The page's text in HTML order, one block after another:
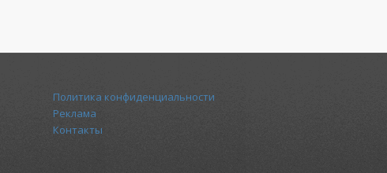
Политика конфиденциальности
Реклама
Контакты